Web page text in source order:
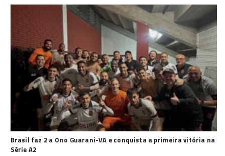
Brasil faz 2 a 0 no Guarani-VA e conquista a primeira vitória na
Série A2